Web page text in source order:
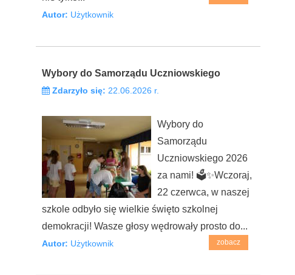
Autor: Użytkownik
Wybory do Samorządu Uczniowskiego
Zdarzyło się: 22.06.2026 r.
Wybory do
Samorządu
Uczniowskiego 2026
za nami! 🗳️✨Wczoraj,
22 czerwca, w naszej
szkole odbyło się wielkie święto szkolnej
demokracji! Wasze głosy wędrowały prosto do...
zobacz
Autor: Użytkownik